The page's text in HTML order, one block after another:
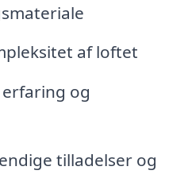
af loftet
og
tilladelser og